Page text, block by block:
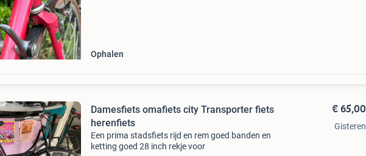
Ophalen
Damesfiets omafiets city Transporter fiets
herenfiets
Een prima stadsfiets rijd en rem goed banden en
ketting goed 28 inch rekje voor
€ 65,00
Gisteren